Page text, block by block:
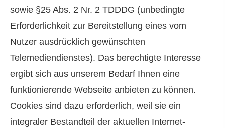
sowie §25 Abs. 2 Nr. 2 TDDDG (unbedingte
Erforderlichkeit zur Bereitstellung eines vom
Nutzer ausdrücklich gewünschten
Telemediendienstes). Das berechtigte Interesse
ergibt sich aus unserem Bedarf Ihnen eine
funktionierende Webseite anbieten zu können.
Cookies sind dazu erforderlich, weil sie ein
integraler Bestandteil der aktuellen Internet-